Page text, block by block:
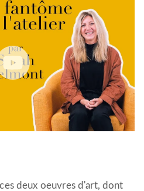
deux oeuvres d'art, dont